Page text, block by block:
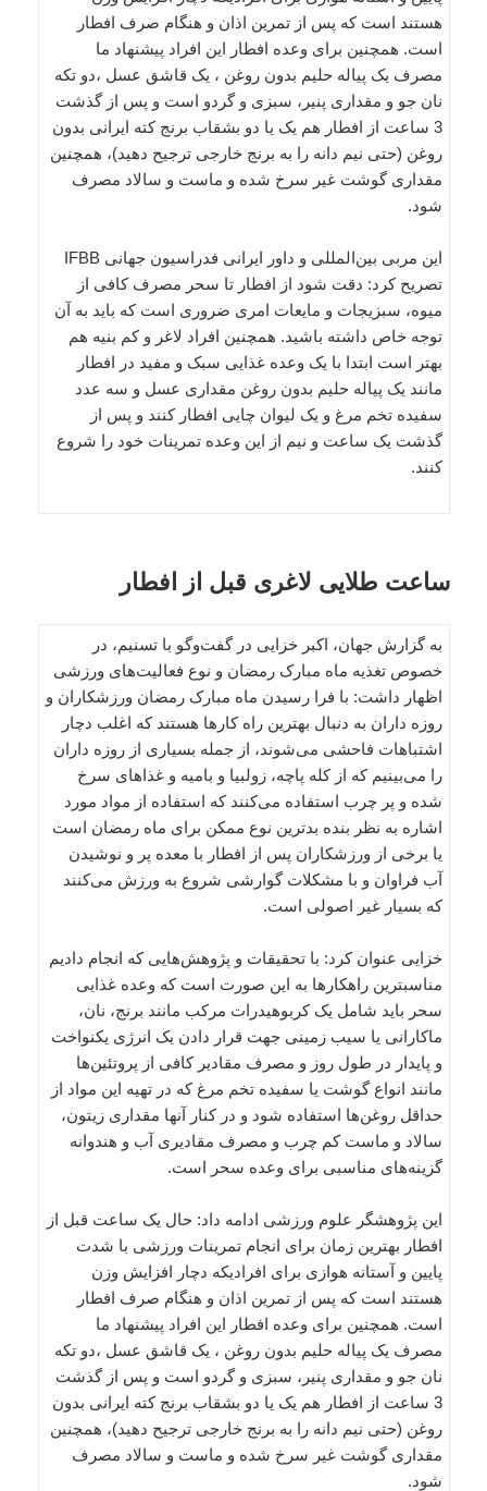
هستند است که پس از تمرین اذان و هنگام صرف افطار
است. همچنین براى وعده افطار این افراد پیشنهاد ما
مصرف یک پیاله حلیم بدون روغن ، یک قاشق عسل ،دو تکه
نان جو و مقدارى پنیر، سبزى و گردو است و پس از گذشت
3 ساعت از افطار هم یک یا دو بشقاب برنج کته ایرانى بدون
روغن (حتى نیم دانه را به برنج خارجى ترجیح دهید)، همچنین
مقدارى گوشت غیر سرخ شده و ماست و سالاد مصرف
شود.
این مربی بین‌المللی و داور ایرانی فدراسیون جهانی IFBB
تصریح کرد: دقت شود از افطار تا سحر مصرف کافى از
میوه، سبزیجات و مایعات امرى ضرورى است که باید به آن
توجه خاص داشته باشید. همچنین افراد لاغر و کم بنیه هم
بهتر است ابتدا با یک وعده غذایى سبک و مفید در افطار
مانند یک پیاله حلیم بدون روغن مقدارى عسل و سه عدد
سفیده تخم مرغ و یک لیوان چایى افطار کنند و پس از
گذشت یک ساعت و نیم از این وعده تمرینات خود را شروع
کنند.
ساعت طلایی لاغری قبل از افطار
به گزارش جهان، اکبر خزایى در گفت‌وگو با تسنیم، در
خصوص تغذیه ماه مبارک رمضان و نوع فعالیت‌هاى ورزشى
اظهار داشت: با فرا رسیدن ماه مبارک رمضان ورزشکاران و
روزه داران به دنبال بهترین راه کارها هستند که اغلب دچار
اشتباهات فاحشى می‌شوند، از جمله بسیاری از روزه داران
را می‌بینیم که از کله پاچه، زولبیا و بامیه و غذاهاى سرخ
شده و پر چرب استفاده می‌کنند که استفاده از مواد مورد
اشاره به نظر بنده بدترین نوع ممکن براى ماه رمضان است
یا برخی از ورزشکاران پس از افطار با معده پر و نوشیدن
آب فراوان و با مشکلات گوارشى شروع به ورزش می‌کنند
که بسیار غیر اصولى است.
خزایی عنوان کرد: با تحقیقات و پژوهش‌هایى که انجام دادیم
مناسبترین راهکارها به این صورت است که وعده غذایى
سحر باید شامل یک کربوهیدرات مرکب مانند برنج، نان،
ماکارانى یا سیب زمینى جهت قرار دادن یک انرژى یکنواخت
و پایدار در طول روز و مصرف مقادیر کافى از پروتئین‌ها
مانند انواع گوشت یا سفیده تخم مرغ که در تهیه این مواد از
حداقل روغن‌ها استفاده شود و در کنار آنها مقدارى زیتون،
سالاد و ماست کم چرب و مصرف مقادیرى آب و هندوانه
گزینه‌هاى مناسبى براى وعده سحر است.
این پژوهشگر علوم ورزشى ادامه داد: حال یک ساعت قبل از
افطار بهترین زمان براى انجام تمرینات ورزشى با شدت
پایین و آستانه هوازى براى افرادیکه دچار افزایش وزن
هستند است که پس از تمرین اذان و هنگام صرف افطار
است. همچنین براى وعده افطار این افراد پیشنهاد ما
مصرف یک پیاله حلیم بدون روغن ، یک قاشق عسل ،دو تکه
نان جو و مقدارى پنیر، سبزى و گردو است و پس از گذشت
3 ساعت از افطار هم یک یا دو بشقاب برنج کته ایرانى بدون
روغن (حتى نیم دانه را به برنج خارجى ترجیح دهید)، همچنین
مقدارى گوشت غیر سرخ شده و ماست و سالاد مصرف
شود.